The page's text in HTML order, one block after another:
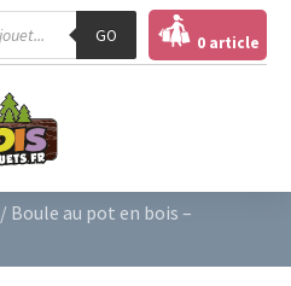
GO 0 article
/ Boule au pot en bois –